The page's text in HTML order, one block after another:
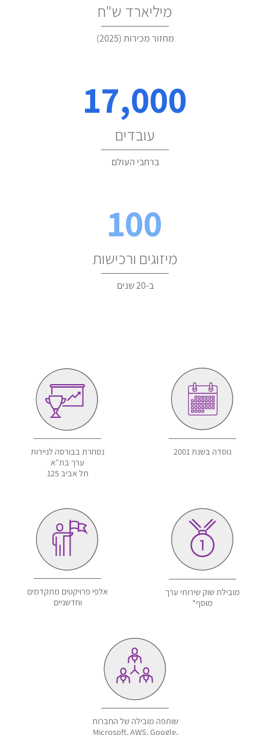
מיליארד ש"ח
מחזור מכירות (2025)
17,000
עובדים
ברחבי העולם
100
מיזוגים ורכישות
ב-20 שנים
נוסדה בשנת 2001
נסחרת בבורסה לניירות
ערך בת"א
תל אביב 125
מובילת שוק שירותי ערך
מוסף*
אלפי פרויקטים מתקדמים
וחדשניים
שותפה מובילה של החברות
Microsoft, AWS, Google,